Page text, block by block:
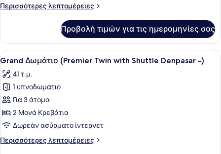
with
-
Lo)
Περισσότερες λεπτομέρειες
Περισσότερες
Δωμάτιο
(Ocean
Twin
Shuttle
Denpasar
Lo)
Προβολή τιμών για τις ημερομηνίες σας
Προβολή
όλων
των
φωτογραφιών
για
Grand
Δωμάτιο
(Premier
Twin
Ένα δωμάτιο ξενοδοχείου με δύο
6
Grand Δωμάτιο (Premier Twin with Shuttle Denpasar -)
41 τ.μ.
1 υπνοδωμάτιο
Για 3 άτομα
2 Μονά Κρεβάτια
Δωρεάν ασύρματο ίντερνετ
Περισσότερες λεπτομέρειες
Περισσότερες